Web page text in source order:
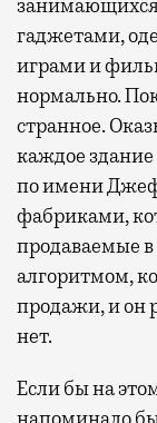
гаджетами,
играми и
нормально.
странное.
каждое
по имени
фабриками,
продаваемые в
алгоритмом,
продажи, и он
нет.
Если бы на